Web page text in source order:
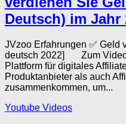
Deutsch) im Jahr
JVzoo Erfahrungen ✅ Geld
deutsch 2022] Zum
Plattform für digitales
Produktanbieter als auch
zusammenkommen, um...
Youtube Videos